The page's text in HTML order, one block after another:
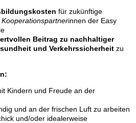
für zukünftige
innen der Easy
Beitrag zu nachhaltiger
und Verkehrssicherheit zu
Kindern und Freude an der
und an der frischen Luft zu arbeiten
und/oder idealerweise